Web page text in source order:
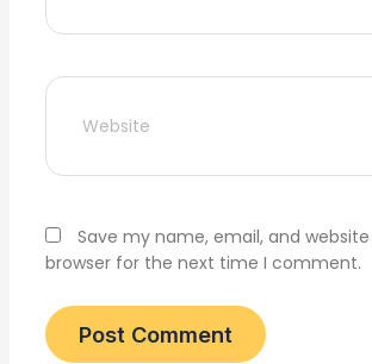
Website
Save my name, email, and
browser for the next time I comment.